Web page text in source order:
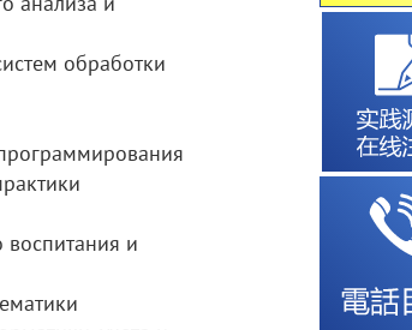
обработки
воспитания и